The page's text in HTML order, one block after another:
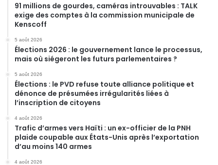
91 millions de gourdes, caméras introuvables : TALK
exige des comptes à la commission municipale de
Kenscoff
5 août 2026
Élections 2026 : le gouvernement lance le processus,
mais où siégeront les futurs parlementaires ?
5 août 2026
Élections : le PVD refuse toute alliance politique et
dénonce de présumées irrégularités liées à
l’inscription de citoyens
4 août 2026
Trafic d’armes vers Haïti : un ex-officier de la PNH
plaide coupable aux États-Unis après l’exportation
d’au moins 140 armes
4 août 2026